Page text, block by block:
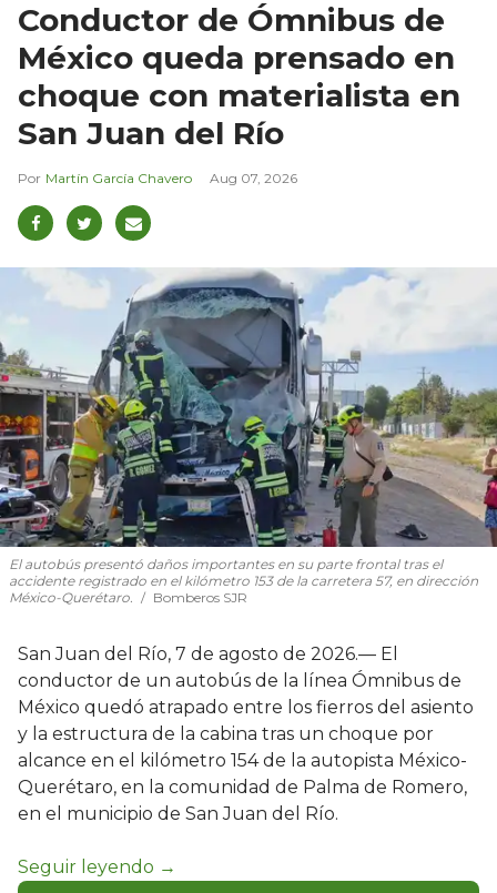
Conductor de Ómnibus de
México queda prensado en
choque con materialista en
San Juan del Río
Martín García Chavero Aug 07, 2026
El autobús presentó daños importantes en su parte frontal tras el
accidente registrado en el kilómetro 153 de la carretera 57, en dirección
México-Querétaro.
Bomberos SJR
San Juan del Río, 7 de agosto de 2026.— El
conductor de un autobús de la línea Ómnibus de
México quedó atrapado entre los fierros del asiento
y la estructura de la cabina tras un choque por
alcance en el kilómetro 154 de la autopista México-
Querétaro, en la comunidad de Palma de Romero,
en el municipio de San Juan del Río.